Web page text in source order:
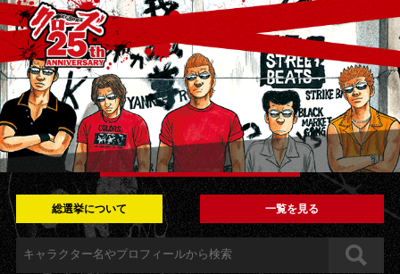
総選挙について 一覧を見る